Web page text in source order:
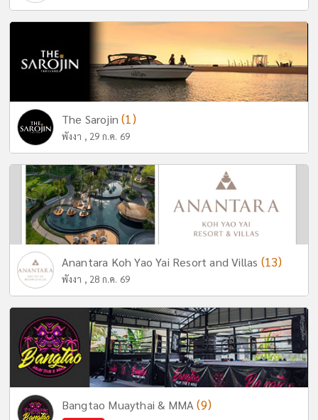
The Sarojin(1)
พังงา , 29 ก.ค. 69
Anantara Koh Yao Yai Resort and Villas (13)
พังงา , 28 ก.ค. 69
Bangtao Muaythai & MMA(9)